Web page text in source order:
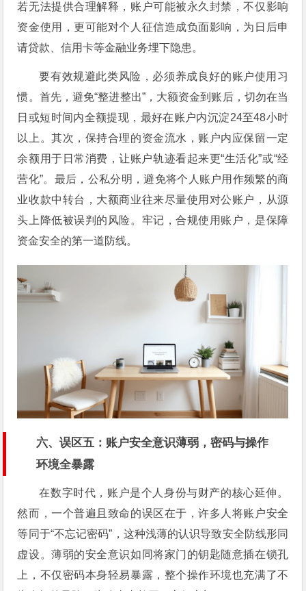
若无法提供合理解释，账户可能被永久封禁，不仅影响
资金使用，更可能对个人征信造成负面影响，为日后申
请贷款、信用卡等金融业务埋下隐患。
要有效规避此类风险，必须养成良好的账户使用习
惯。首先，避免“整进整出”，大额资金到账后，切勿在当
日或短时间内全额提现，最好在账户内沉淀24至48小时
以上。其次，保持合理的资金流水，账户内应保留一定
余额用于日常消费，让账户轨迹看起来更“生活化”或“经
营化”。最后，公私分明，避免将个人账户用作频繁的商
业收款中转台，大额商业往来尽量使用对公账户，从源
头上降低被误判的风险。牢记，合规使用账户，是保障
资金安全的第一道防线。
六、误区五：账户安全意识薄弱，密码与操作
环境全暴露
在数字时代，账户是个人身份与财产的核心延伸。
然而，一个普遍且致命的误区在于，许多人将账户安全
等同于“不忘记密码”，这种浅薄的认识导致安全防线形同
虚设。薄弱的安全意识如同将家门的钥匙随意插在锁孔
上，不仅密码本身轻易暴露，整个操作环境也充满了不